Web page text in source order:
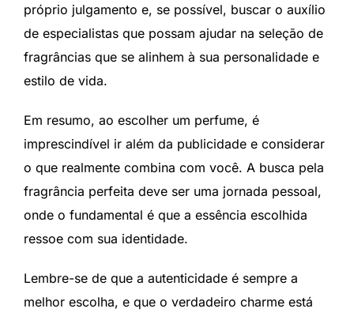
próprio julgamento e, se possível, buscar o auxílio
de especialistas que possam ajudar na seleção de
fragrâncias que se alinhem à sua personalidade e
estilo de vida.
Em resumo, ao escolher um perfume, é
imprescindível ir além da publicidade e considerar
o que realmente combina com você. A busca pela
fragrância perfeita deve ser uma jornada pessoal,
onde o fundamental é que a essência escolhida
ressoe com sua identidade.
Lembre-se de que a autenticidade é sempre a
melhor escolha, e que o verdadeiro charme está